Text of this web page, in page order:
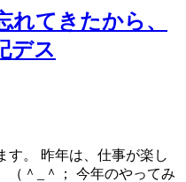
れてきたから、
デス
す。 昨年は、仕事が楽し
（＾_＾； 今年のやってみ